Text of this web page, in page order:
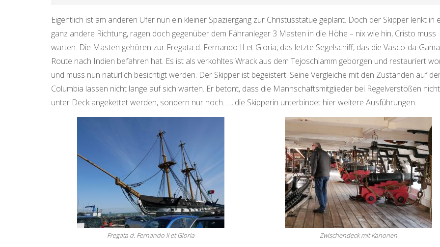
Eigentlich ist am anderen Ufer nun ein kleiner Spaziergang zur Christusstatue geplant. Doch der Skipper lenkt in
ganz andere Richtung, ragen doch gegenüber dem Fähranleger 3 Masten in die Höhe – nix wie hin, Cristo muss
warten. Die Masten gehören zur Fregata d. Fernando II et Gloria, das letzte Segelschiff, das die Vasco-da-
Route nach Indien befahren hat. Es ist als verkohltes Wrack aus dem Tejoschlamm geborgen und restauriert
und muss nun natürlich besichtigt werden. Der Skipper ist begeistert. Seine Vergleiche mit den Zuständen auf
Columbia lassen nicht lange auf sich warten. Er betont, dass die Mannschaftsmitglieder bei Regelverstößen nicht
unter Deck angekettet werden, sondern nur noch….., die Skipperin unterbindet hier weitere Ausführungen.
Fregata d. Fernando II et Gloria Zwischendeck mit Kanonen